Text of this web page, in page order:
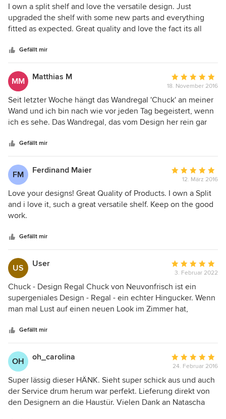
5
von
5
I own a split shelf and love the versatile design. Just
upgraded the shelf with some new parts and everything
fitted as expected. Great quality and love the fact its all
Gefällt mir
MM Matthias M
Bewertung:
5
von
5
18. November 2016
Seit letzter Woche hängt das Wandregal 'Chuck' an meiner
Wand und ich bin nach wie vor jeden Tag begeistert, wenn
ich es sehe. Das Wandregal, das vom Design her rein gar
hat, finde ich von der Idee und der Umsetzung sehr
gelungen. Familie, Freunde, Bekannte sind ebenso vom
Design begeistert. 'Chuck' habe ich im neuvonfrisch-
Onlineshop bestellt. Der Karton, in dem das Regal geliefert
wird, ist ein eigens für das Regal gefertigter wie es scheint.
Zur Befestigung an der Wand ist eine Bohrschablone
mitgeschickt worden. Lieferung, Verpackung und das
wunderschöne Regal noch mehr aufgewertet.
Gefällt mir
FM Ferdinand Maier
Bewertung:
5
von
12. März 2016
Love your designs! Great Quality of Products. I own a Split
and i love it, such a great versatile shelf. Keep on the good
work.
Gefällt mir
US User
Bewertung:
5
von
5
3. Februar 2022
Chuck - Design Regal Chuck von Neuvonfrisch ist ein
supergeniales Design - Regal - ein echter Hingucker. Wenn
man mal Lust auf einen neuen Look im Zimmer hat,
sofort beeindruckt und viele haben Chuck schon
"nachgekauft". Die Verarbeitung, Qualität des Materials ist
auch alles top - genauso wie wir uns das vorgestellt haben.
Ein Regal das Spaß macht!
Gefällt mir
OH oh_carolina
Bewertung:
5
von
5
24. Februar 2016
Super lässig dieser HÄNK. Sieht super schick aus und auch
der Service drum herum war perfekt. Lieferung direkt von
den Designern an die Haustür. Vielen Dank an Natascha